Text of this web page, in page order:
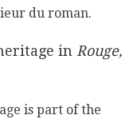
du roman.
in Rouge,
is part of the